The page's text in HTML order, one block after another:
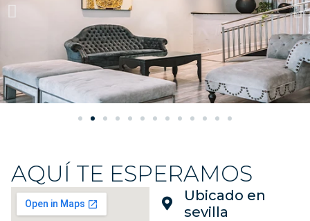
AQUÍ TE ESPERAMOS
Ubicado en
sevilla